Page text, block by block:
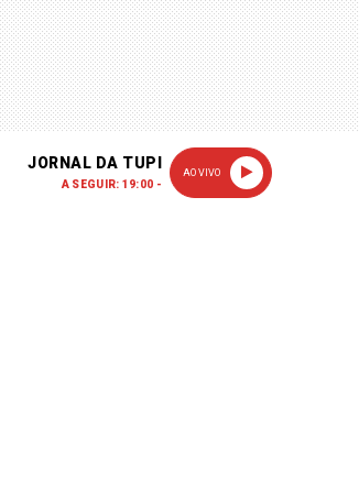
JORNAL DA TUPI
A SEGUIR: 19:00 -
AO VIVO